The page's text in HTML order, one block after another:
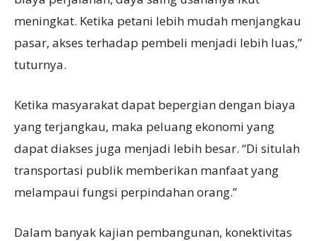
meningkat. Ketika petani lebih mudah menjangkau
pasar, akses terhadap pembeli menjadi lebih luas,”
tuturnya.
Ketika masyarakat dapat bepergian dengan biaya
yang terjangkau, maka peluang ekonomi yang
dapat diakses juga menjadi lebih besar. “Di situlah
transportasi publik memberikan manfaat yang
melampaui fungsi perpindahan orang.”
Dalam banyak kajian pembangunan, konektivitas